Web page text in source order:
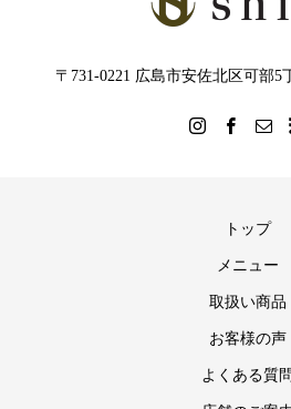
〒731-0221 広島市安佐北区可部5
トップ
メニュー
取扱い商品
お客様の声
よくある質問